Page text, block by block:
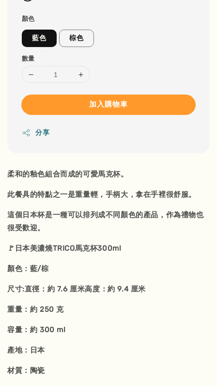
顏色
藍色 棕色
數量
加入購物車
分享
柔和的釉色組合而成的可愛馬克杯。
此餐具的特點之一是重量輕，手柄大，拿在手裡很舒服。
這個日本杯是一種可以排列成不同顏色的產品，作為禮物也
很受歡迎。
🚩日本美濃燒TRICO馬克杯300ml
顏色：藍/棕
尺寸:直徑：約 7.6 厘米高度：約 9.4 厘米
重量：約 250 克
容量：約 300 ml
產地：日本
材質：陶瓷